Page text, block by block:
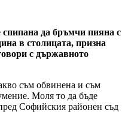
спипана да бръмчи пияна с
в столицата, призна
с държавното
съм обвинена и съм
Моля то да бъде
Софийския районен съд